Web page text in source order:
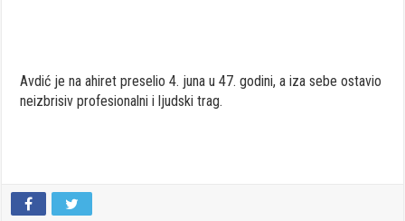
Avdić je na ahiret preselio 4. juna u 47. godini, a iza sebe ostavio
neizbrisiv profesionalni i ljudski trag.